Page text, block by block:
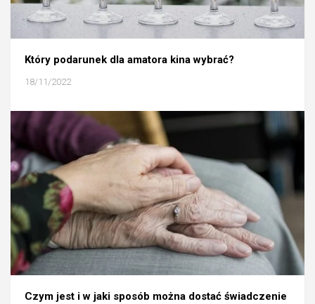
Który podarunek dla amatora kina wybrać?
18/11/2022
Czym jest i w jaki sposób można dostać świadczenie